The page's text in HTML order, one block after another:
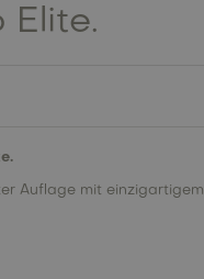
Elite.
Auflage mit einzigartigem